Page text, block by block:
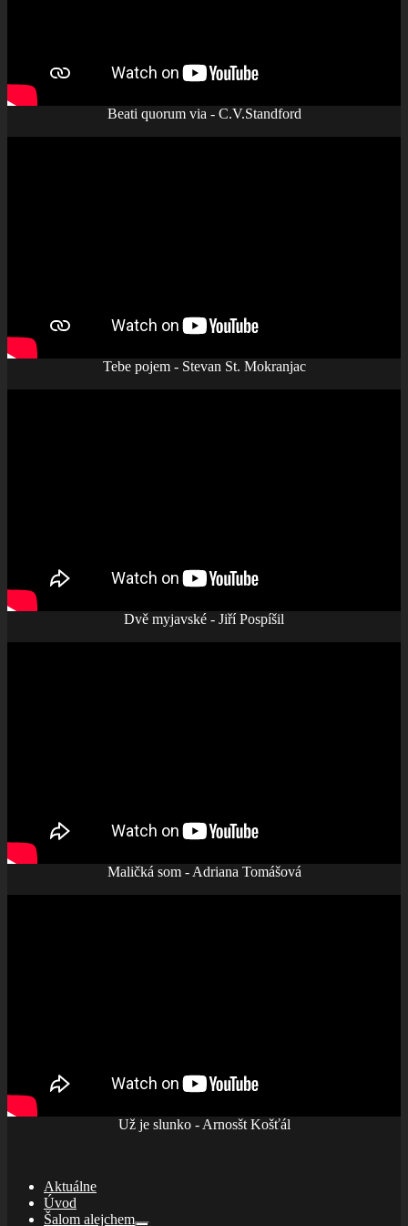
Beati quorum via - C.V.Standford
Tebe pojem - Stevan St. Mokranjac
Dvě myjavské - Jiří Pospíšil
Maličká som - Adriana Tomášová
Už je slunko - Arnosšt Košťál
Aktuálne
Úvod
Šalom alejchem